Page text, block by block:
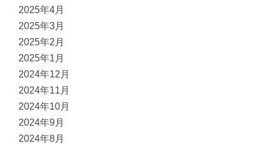
2025年4月
2025年3月
2025年2月
2025年1月
2024年12月
2024年11月
2024年10月
2024年9月
2024年8月